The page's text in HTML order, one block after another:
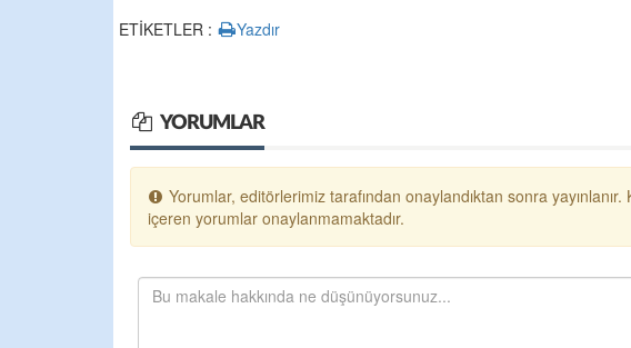
ETİKETLER : Yazdır
YORUMLAR
Yorumlar, editörlerimiz tarafından onaylandıktan sonra
içeren yorumlar onaylanmamaktadır.